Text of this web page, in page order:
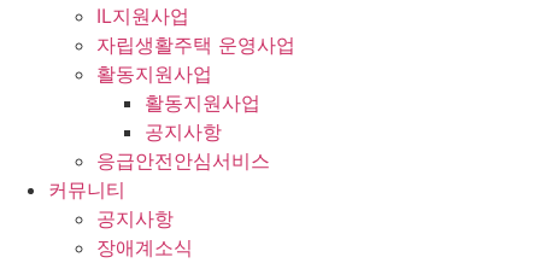
IL지원사업
자립생활주택 운영사업
활동지원사업
활동지원사업
공지사항
응급안전안심서비스
커뮤니티
공지사항
장애계소식